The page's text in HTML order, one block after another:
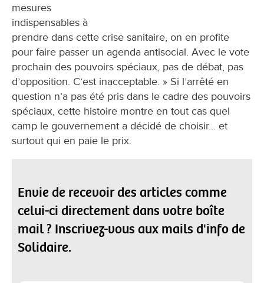
mesures
indispensables à
prendre dans cette crise sanitaire, on en profite
pour faire passer un agenda antisocial. Avec le vote
prochain des pouvoirs spéciaux, pas de débat, pas
d’opposition. C’est inacceptable. » Si l’arrêté en
question n’a pas été pris dans le cadre des pouvoirs
spéciaux, cette histoire montre en tout cas quel
camp le gouvernement a décidé de choisir… et
surtout qui en paie le prix.
Envie de recevoir des articles comme
celui-ci directement dans votre boîte
mail ? Inscrivez-vous aux mails d'info de
Solidaire.